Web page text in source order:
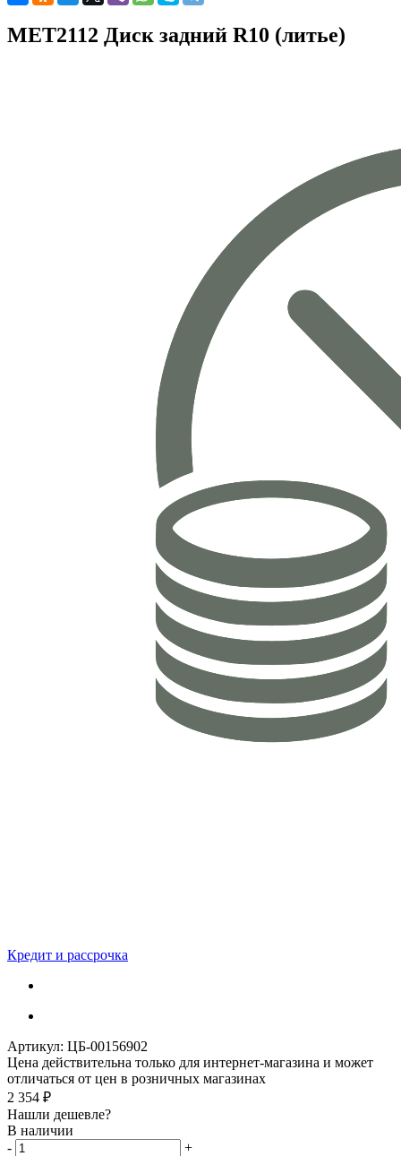
MET2112 Диск задний R10 (литье)
Кредит и рассрочка
Артикул: ЦБ-00156902
Цена действительна только для интернет-магазина и может
отличаться от цен в розничных магазинах
2 354 ₽
Нашли дешевле?
В наличии
-
+